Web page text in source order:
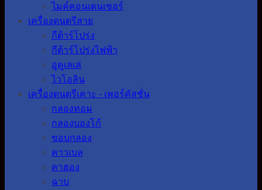
ไมค์คอนเดนเซอร์
เครื่องดนตรีสาย
กีต้าร์โปร่ง
กีต้าร์โปร่งไฟฟ้า
อูคูเลเล่
ไวโอลิน
เครื่องดนตรีเคาะ - เพอร์คัสชั่น
กลองทอม
กลองบองโก้
ขอบกลอง
คาวเบล
คาฮอง
ฉาบ